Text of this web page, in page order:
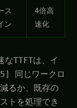
ス
ン
4倍高
速化
TTFTは、イ
同じワークロ
るか、既存の
トを処理でき